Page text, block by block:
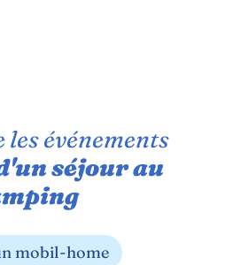
les événements
séjour au
mobil-home